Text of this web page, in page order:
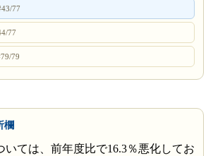
77
77
79
欄
いては、前年度比で16.3％悪化してお